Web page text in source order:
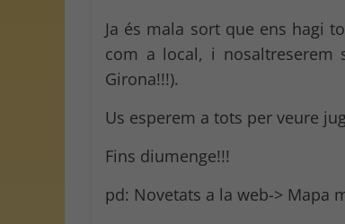
Ja és mala sort que ens hagi
com a local, i
Girona!!!).
Us esperem a tots per veure
Fins diumenge!!!
pd: Novetats a la web-> Mapa